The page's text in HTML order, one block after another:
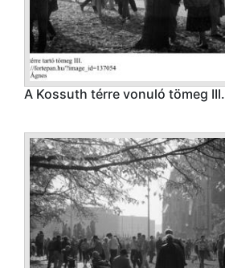
A Kossuth térre vonuló tömeg III.